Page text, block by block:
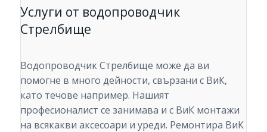
Услуги от водопроводчик
Стрелбище
Водопроводчик Стрелбище може да ви
помогне в много дейности, свързани с ВиК,
като течове например. Нашият
професионалист се занимава и с ВиК монтажи
на всякакви аксесоари и уреди. Ремонтира ВиК